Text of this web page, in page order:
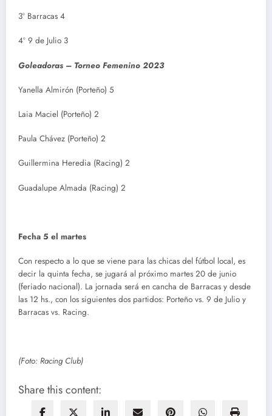
3º Barracas 4
4º 9 de Julio 3
Goleadoras – Torneo Femenino 2023
Yanella Almirón (Porteño) 5
Laia Maciel (Porteño) 2
Paula Chávez (Porteño) 2
Guillermina Heredia (Racing) 2
Guadalupe Almada (Racing) 2
Fecha 5 el martes
Con respecto a lo que se viene para las chicas del fútbol local, es
decir la quinta fecha, se jugará al próximo martes 20 de junio
(feriado nacional). La jornada será en cancha de Barracas y desde
las 12 hs., con los siguientes dos partidos: Porteño vs. 9 de Julio y
Barracas vs. Racing.
(Foto: Racing Club)
Share this content: